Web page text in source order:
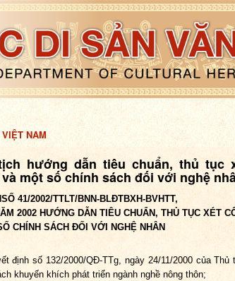
NAM
hướng dẫn tiêu chuẩn, thủ tục
một số chính sách đối với nghệ
SỐ 41/2002/TTLT/BNN-BLĐTBXH-BVHTT,
2002 HƯỚNG DẪN TIÊU CHUẨN, THỦ TỤC XÉT
CHÍNH SÁCH ĐỐI VỚI NGHỆ NHÂN
định số 132/2000/QĐ-TTg, ngày 24/11/2000 của Thủ
khuyến khích phát triển ngành nghề nông thôn;